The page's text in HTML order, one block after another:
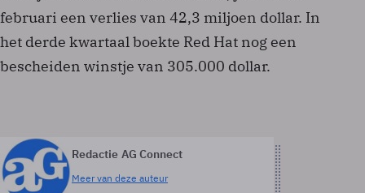
februari een verlies van 42,3 miljoen dollar. In
het derde kwartaal boekte Red Hat nog een
bescheiden winstje van 305.000 dollar.
Redactie AG Connect
Meer van deze auteur